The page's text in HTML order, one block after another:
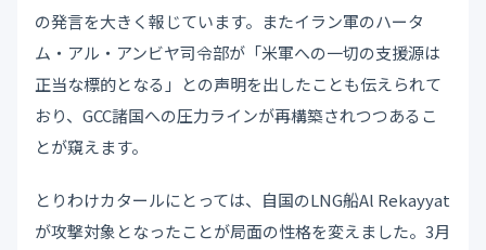
の発言を大きく報じています。またイラン軍のハータ
ム・アル・アンビヤ司令部が「米軍への一切の支援源は
正当な標的となる」との声明を出したことも伝えられて
おり、GCC諸国への圧力ラインが再構築されつつあるこ
とが窺えます。
とりわけカタールにとっては、自国のLNG船Al Rekayyat
が攻撃対象となったことが局面の性格を変えました。3月